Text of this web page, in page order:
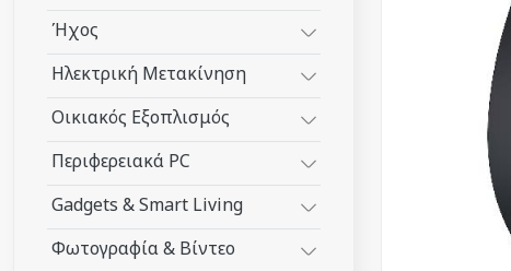
Ήχος
Ηλεκτρική Μετακίνηση
Οικιακός Εξοπλισμός
Περιφερειακά PC
Gadgets & Smart Living
Φωτογραφία & Βίντεο